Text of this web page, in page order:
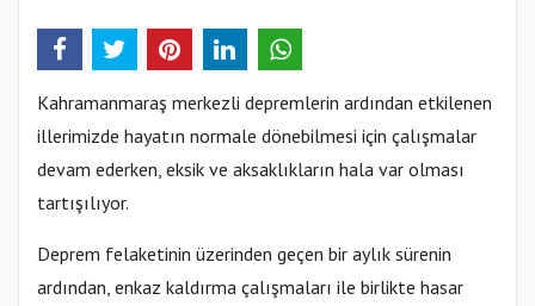
Kahramanmaraş merkezli depremlerin ardından etkilenen
illerimizde hayatın normale dönebilmesi için çalışmalar
devam ederken, eksik ve aksaklıkların hala var olması
tartışılıyor.
Deprem felaketinin üzerinden geçen bir aylık sürenin
ardından, enkaz kaldırma çalışmaları ile birlikte hasar